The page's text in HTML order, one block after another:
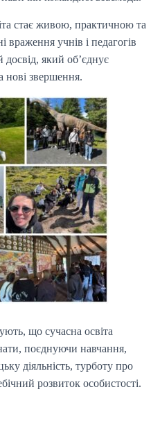
стає живою, практичною та
враження учнів і педагогів
який об’єднує
нові звершення.
що сучасна освіта
поєднуючи навчання,
діяльність, турботу про
розвиток особистості.